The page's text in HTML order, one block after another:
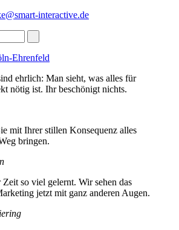
interactive.de
ehrlich: Man sieht, was alles für
nötig ist. Ihr beschönigt nichts.
mit Ihrer stillen Konsequenz alles
bringen.
so viel gelernt. Wir sehen das
jetzt mit ganz anderen Augen.